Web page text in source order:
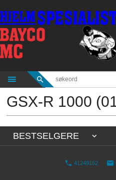
til
innholdet
GSX-R 1000
BESTSELGERE
41249162